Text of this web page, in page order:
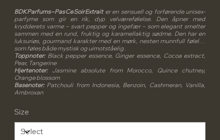
BDK Parfums – Pas Ce Soir Extraiter en sensuell og forførende unisex-
parfyme som gir en rik, dyp velværefølelse. Den åpner med
krydderets varme – svart pepper og ingefær – som elegant smelter
sammen med en rund, fruktig og karamellaktig sødme. Den har en
luksuriøs, gourmand karakter med en mørk, nesten munnfull følelse
som føles både mystisk og uimotståelig .
Toppnoter:Black pepper essence, Ginger essence, Cocoa extract,
Pear, Tangerine
Hjertenoter:Jasmine absolute from Morocco, Quince chutney,
Orange blossom
Basenoter:Patchouli from Indonesia, Benzoin, Cashmeran, Vanilla,
Ambroxan
Size